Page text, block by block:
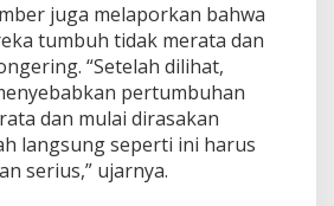
juga melaporkan bahwa
tumbuh tidak merata dan
“Setelah dilihat,
pertumbuhan
dan mulai dirasakan
langsung seperti ini harus
serius,” ujarnya.